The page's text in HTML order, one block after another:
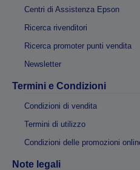
Centri di Assistenza Epson
Ricerca rivenditori
Ricerca promoter punti vendita
Newsletter
Termini e Condizioni
Condizioni di vendita
Termini di utilizzo
Condizioni delle promozioni
Note legali